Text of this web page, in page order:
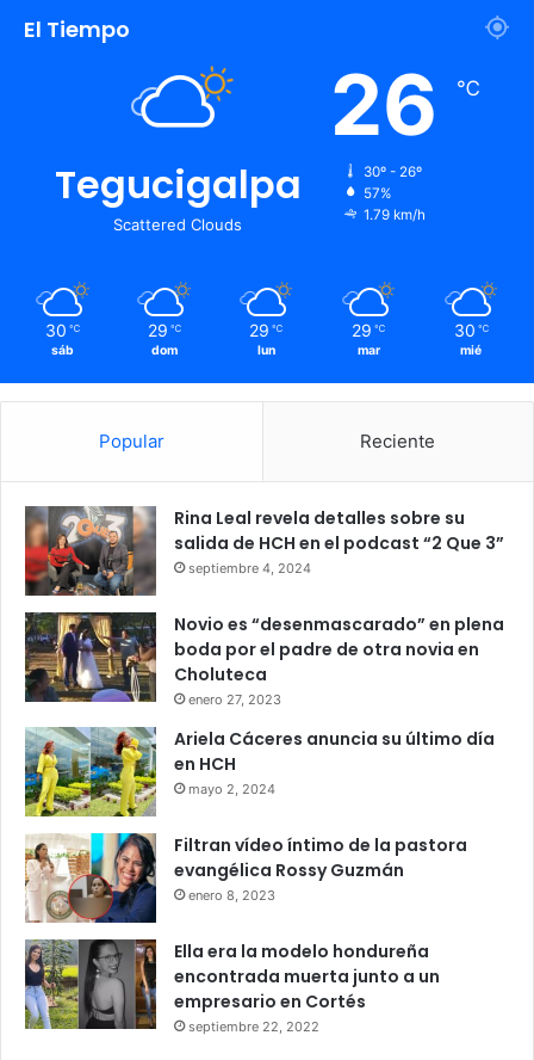
El Tiempo
Tegucigalpa
Scattered Clouds
26 ℃
30º - 26º
57%
1.79 km/h
30 ℃
sáb
29 ℃
dom
29 ℃
lun
29 ℃
mar
30 ℃
mié
Popular Reciente
Rina Leal revela detalles sobre su
salida de HCH en el podcast “2 Que 3”
septiembre 4, 2024
Novio es “desenmascarado” en plena
boda por el padre de otra novia en
Choluteca
enero 27, 2023
Ariela Cáceres anuncia su último día
en HCH
mayo 2, 2024
Filtran vídeo íntimo de la pastora
evangélica Rossy Guzmán
enero 8, 2023
Ella era la modelo hondureña
encontrada muerta junto a un
empresario en Cortés
septiembre 22, 2022